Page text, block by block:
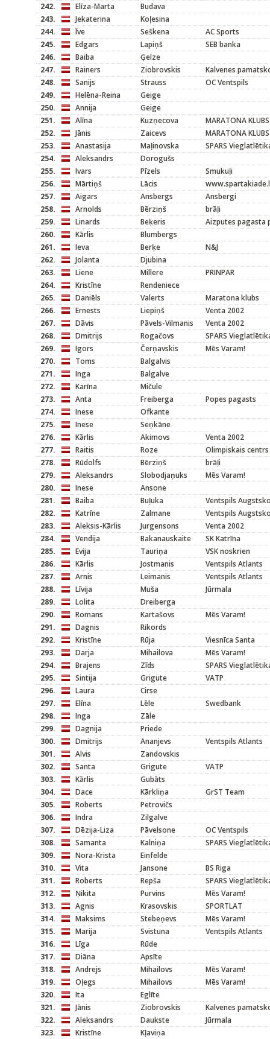
242.
Elīza-Marta
Budava
243.
Jekaterina
Koļesina
244.
Īve Seškena
AC Sports
245.
Edgars Lapiņš
SEB banka
246.
Baiba
Ģelze
247.
Rainers Ziobrovskis
Kalvenes
248.
Sanijs Strauss
OC Ventspils
249.
Helēna-Reina
Geige
250.
Annija
Geige
251.
Alīna Kuzņecova
MARATONA KLUBS
252.
Jānis Zaicevs
MARATONA KLUBS
253.
Anastasija Maļinovska
SPARS
254.
Aleksandrs
Dorogušs
255.
Ivars Pīzels
Smukuļi
256.
Mārtiņš Lācis
257.
Aigars Ansbergs
Ansbergi
258.
Arnolds Bērziņš
brāļi
259.
Linards Beķeris
Aizputes pagasta
260.
Kārlis
Blumbergs
261.
Ieva Berķe
N&J
262.
Jolanta
Djubina
263.
Liene Millere
PRINPAR
264.
Kristīne
Rendeniece
265.
Daniēls Valerts
Maratona klubs
266.
Ernests Liepiņš
Venta 2002
267.
Dāvis Pāvels-Vilmanis
Venta 2002
268.
Dmitrijs Rogačovs
SPARS
269.
Igors Čerņavskis
Mēs Varam!
270.
Toms
Balgalvis
271.
Inga
Balgalve
272.
Karīna
Mičule
273.
Anta Freiberga
Popes pagasts
274.
Inese
Ofkante
275.
Inese
Seņkāne
276.
Kārlis Akimovs
Venta 2002
277.
Raitis Roze
Olimpiskais
278.
Rūdolfs Bērziņš
brāļi
279.
Aleksandrs Slobodjaņuks
Mēs Varam!
280.
Inese
Ansone
281.
Baiba Buļuka
Ventspils
282.
Katrīne Zalmane
Ventspils
283.
Aleksis-Kārlis Jurgensons
Venta 2002
284.
Vendija Bakanauskaite
SK Katrīna
285.
Evija Tauriņa
VSK noskrien
286.
Kārlis Jostmanis
Ventspils Atlants
287.
Arnis Leimanis
Ventspils Atlants
288.
Līvija Muša
Jūrmala
289.
Lolita
Dreiberga
290.
Romans Kartašovs
Mēs Varam!
291.
Dagnis
Rikords
292.
Kristīne Rūja
Viesnīca Santa
293.
Darja Mihailova
Mēs Varam!
294.
Brajens Zīds
SPARS
295.
Sintija Grigute
VATP
296.
Laura
Cirse
297.
Elīna Lēle
Swedbank
298.
Inga
Zāle
299.
Dagnija
Priede
300.
Dmitrijs Ananjevs
Ventspils Atlants
301.
Alvis
Zandovskis
302.
Santa Grigute
VATP
303.
Kārlis
Gubāts
304.
Dace Kārkliņa
GrST Team
305.
Roberts
Petrovičs
306.
Indra
Zilgalve
307.
Dēzija-Liza Pāvelsone
OC Ventspils
308.
Samanta Kalniņa
SPARS
309.
Nora-Krista
Einfelde
310.
Vita Jansone
BS Riga
311.
Roberts Repša
SPARS
312.
Ņikita Purvins
Mēs Varam!
313.
Agnis Krasovskis
SPORTLAT
314.
Maksims Stebeņevs
Mēs Varam!
315.
Marija Svistuna
Ventspils Atlants
316.
Līga
Rūde
317.
Diāna
Apsīte
318.
Andrejs Mihailovs
Mēs Varam!
319.
Oļegs Mihailovs
Mēs Varam!
320.
Ita
Eglīte
321.
Jānis Ziobrovskis
Kalvenes
322.
Aleksandrs Daukste
Jūrmala
323.
Kristīne Kļaviņa